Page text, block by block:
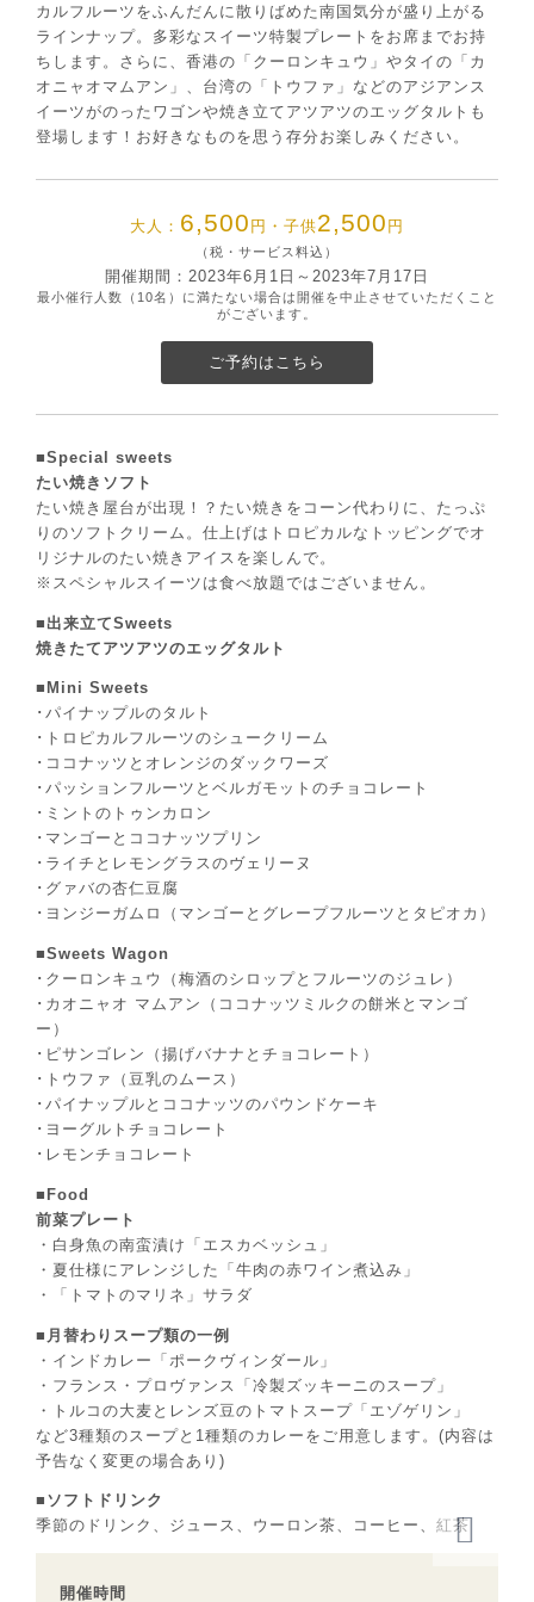
カルフルーツをふんだんに散りばめた南国気分が盛り上がる
ラインナップ。多彩なスイーツ特製プレートをお席までお持
ちします。さらに、香港の「クーロンキュウ」やタイの「カ
オニャオマムアン」、台湾の「トウファ」などのアジアンス
イーツがのったワゴンや焼き立てアツアツのエッグタルトも
登場します！お好きなものを思う存分お楽しみください。
大人： 6,500 円・子供2,500 円
（税・サービス料込）
開催期間：2023年6月1日～2023年7月17日
最小催行人数（10名）に満たない場合は開催を中止させていただくこと
がございます。
ご予約はこちら
■Special sweets
たい焼きソフト
たい焼き屋台が出現！？たい焼きをコーン代わりに、たっぷ
りのソフトクリーム。仕上げはトロピカルなトッピングでオ
リジナルのたい焼きアイスを楽しんで。
※スペシャルスイーツは食べ放題ではございません。
■出来立てSweets
焼きたてアツアツのエッグタルト
■Mini Sweets
･パイナップルのタルト
･トロピカルフルーツのシュークリーム
･ココナッツとオレンジのダックワーズ
･パッションフルーツとベルガモットのチョコレート
･ミントのトゥンカロン
･マンゴーとココナッツプリン
･ライチとレモングラスのヴェリーヌ
･グァバの杏仁豆腐
･ヨンジーガムロ（マンゴーとグレープフルーツとタピオカ）
■Sweets Wagon
･クーロンキュウ（梅酒のシロップとフルーツのジュレ）
･カオニャオ マムアン（ココナッツミルクの餅米とマンゴ
ー）
･ピサンゴレン（揚げバナナとチョコレート）
･トウファ（豆乳のムース）
･パイナップルとココナッツのパウンドケーキ
･ヨーグルトチョコレート
･レモンチョコレート
■Food
前菜プレート
・白身魚の南蛮漬け「エスカベッシュ」
・夏仕様にアレンジした「牛肉の赤ワイン煮込み」
・「トマトのマリネ」サラダ
■月替わりスープ類の一例
・インドカレー「ポークヴィンダール」
・フランス・プロヴァンス「冷製ズッキーニのスープ」
・トルコの大麦とレンズ豆のトマトスープ「エゾゲリン」
など3種類のスープと1種類のカレーをご用意します。(内容は
予告なく変更の場合あり)
■ソフトドリンク
季節のドリンク、ジュース、ウーロン茶、コーヒー、紅茶
開催時間